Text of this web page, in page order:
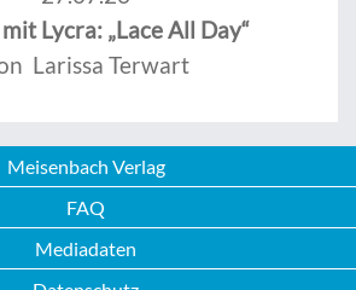
Lycra: „Lace All Day“
Larissa Terwart
Meisenbach Verlag
FAQ
Mediadaten